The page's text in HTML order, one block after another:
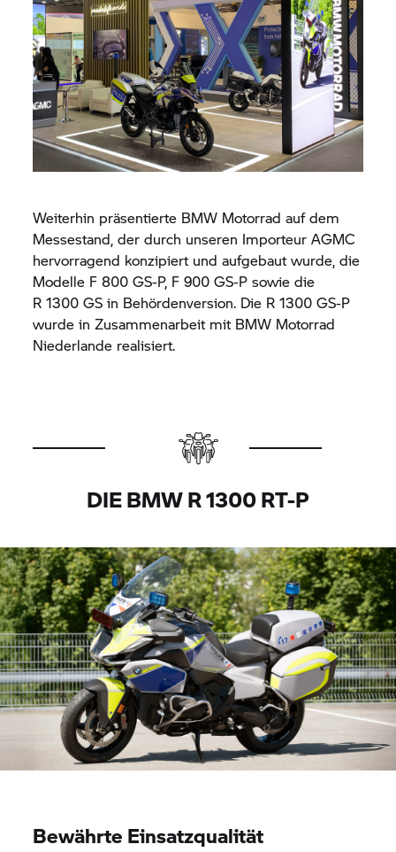
Weiterhin präsentierte BMW Motorrad auf dem
Messestand, der durch unseren Importeur AGMC
hervorragend konzipiert und aufgebaut wurde, die
Modelle F 800 GS‑P, F 900 GS‑P sowie die
R 1300 GS in Behördenversion. Die R 1300 GS‑P
wurde in Zusammenarbeit mit BMW Motorrad
Niederlande realisiert.
DIE BMWR 1300 RT-P
Bewährte Einsatzqualität